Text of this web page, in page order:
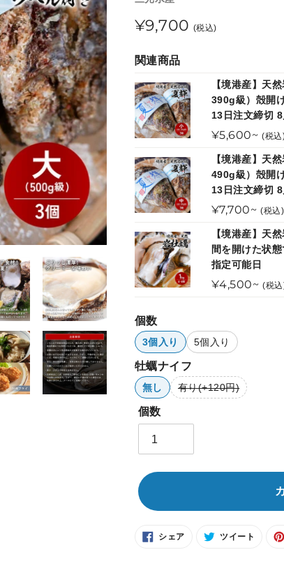
元
通
常
格
¥9,700 (税込)
関連商品
【境港産】天
390g級）殻開
13日注文締切
通
常
価
格
¥5,600~ (税込
【境港産】天
490g級）殻開
13日注文締切
通
常
価
格
¥7,700~ (税込)
【境港産】天
間を開けた状
指定可能日
通
格
¥4,500~ (税
個数
3個入り 5個入り
牡蠣ナイフ
無し 有り(+120円)
個数
シェアFACEBOOKツイート